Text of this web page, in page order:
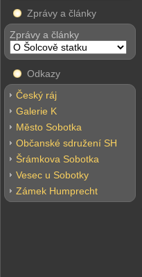
Zprávy a články
Zprávy a články
Odkazy
Český ráj
Galerie K
Město Sobotka
Občanské sdružení SH
Šrámkova Sobotka
Vesec u Sobotky
Zámek Humprecht